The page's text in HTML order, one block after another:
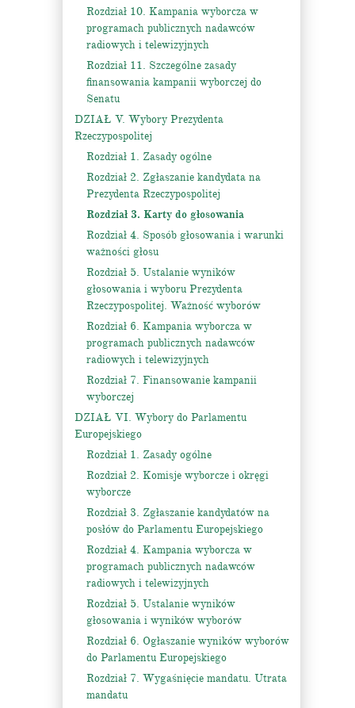
Rozdział 10. Kampania wyborcza w
programach publicznych nadawców
radiowych i telewizyjnych
Rozdział 11. Szczególne zasady
finansowania kampanii wyborczej do
Senatu
DZIAŁ V. Wybory Prezydenta
Rzeczypospolitej
Rozdział 1. Zasady ogólne
Rozdział 2. Zgłaszanie kandydata na
Prezydenta Rzeczypospolitej
Rozdział 3. Karty do głosowania
Rozdział 4. Sposób głosowania i warunki
ważności głosu
Rozdział 5. Ustalanie wyników
głosowania i wyboru Prezydenta
Rzeczypospolitej. Ważność wyborów
Rozdział 6. Kampania wyborcza w
programach publicznych nadawców
radiowych i telewizyjnych
Rozdział 7. Finansowanie kampanii
wyborczej
DZIAŁ VI. Wybory do Parlamentu
Europejskiego
Rozdział 1. Zasady ogólne
Rozdział 2. Komisje wyborcze i okręgi
wyborcze
Rozdział 3. Zgłaszanie kandydatów na
posłów do Parlamentu Europejskiego
Rozdział 4. Kampania wyborcza w
programach publicznych nadawców
radiowych i telewizyjnych
Rozdział 5. Ustalanie wyników
głosowania i wyników wyborów
Rozdział 6. Ogłaszanie wyników wyborów
do Parlamentu Europejskiego
Rozdział 7. Wygaśnięcie mandatu. Utrata
mandatu